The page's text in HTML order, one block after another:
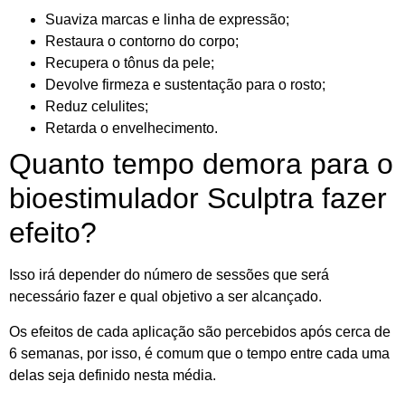
Suaviza marcas e linha de expressão;
Restaura o contorno do corpo;
Recupera o tônus da pele;
Devolve firmeza e sustentação para o rosto;
Reduz celulites;
Retarda o envelhecimento.
Quanto tempo demora para o
bioestimulador Sculptra fazer
efeito?
Isso irá depender do número de sessões que será
necessário fazer e qual objetivo a ser alcançado.
Os efeitos de cada aplicação são percebidos após cerca de
6 semanas, por isso, é comum que o tempo entre cada uma
delas seja definido nesta média.